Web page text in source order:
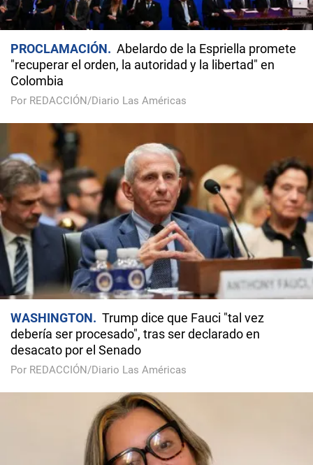
PROCLAMACIÓN
Abelardo de la Espriella promete
"recuperar el orden, la autoridad y la libertad" en
Colombia
Por REDACCIÓN/Diario Las Américas
WASHINGTON
Trump dice que Fauci "tal vez
debería ser procesado", tras ser declarado en
desacato por el Senado
Por REDACCIÓN/Diario Las Américas